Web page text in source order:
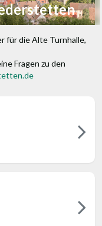
für die Alte Turnhalle,
Fragen zu den